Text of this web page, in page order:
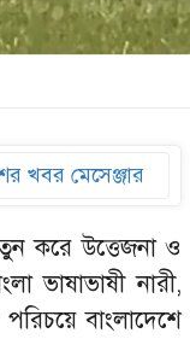
খবর মেসেঞ্জার
করে উত্তেজনা ও
ভাষাভাষী নারী,
বাংলাদেশে